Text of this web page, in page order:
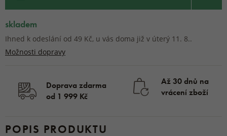
skladem
Ihned k odeslání od 49 Kč, u vás doma již v úterý 11. 8..
Možnosti dopravy
Doprava zdarma
od 1 999 Kč
Až 30 dnů na
vrácení zboží
POPIS PRODUKTU